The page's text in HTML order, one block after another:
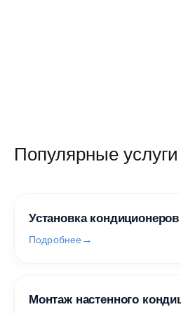
Популярные услуги
Установка кондиционеров
Подробнее
Монтаж настенного